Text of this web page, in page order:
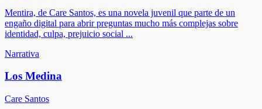
Mentira, de Care Santos, es una novela juvenil que parte de un
engaño digital para abrir preguntas mucho más complejas sobre
identidad, culpa, prejuicio social ...
Narrativa
Los Medina
Care Santos